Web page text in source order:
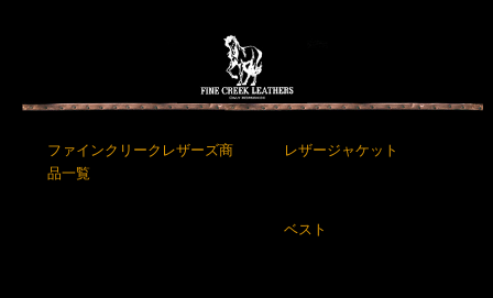
ファインクリークレザーズ商
品一覧
レザージャケット
ベスト